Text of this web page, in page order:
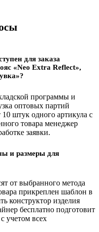
для заказа
«Neo Extra Reflect»,
программы и
оптовых партий
штук одного артикула с
товара менеджер
заявки.
и размеры для
от выбранного метода
прикреплен шаблон в
конструктор изделия
бесплатно подготовит
учетом всех